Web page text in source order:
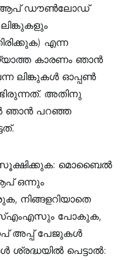
ആപ് ഡൗൺലോഡ്
എന്ന
കാരണം ഞാൻ
ലിങ്കുകൾ ഓപ്പൺ
അതിനു
ഞാൻ പറഞ്ഞ
സൂക്ഷിക്കുക: മൊബൈൽ
ഒന്നും
നിങ്ങളറിയാതെ
പോകുക,
അപ്പ് പേജുകൾ
പെട്ടാൽ: